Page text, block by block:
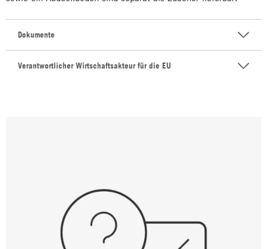
Dokumente
Verantwortlicher Wirtschaftsakteur für die EU